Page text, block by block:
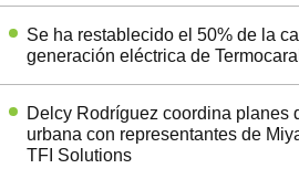
Se ha restablecido el 50% de la
generación eléctrica de
Delcy Rodríguez coordina planes
urbana con representantes de
TFI Solutions